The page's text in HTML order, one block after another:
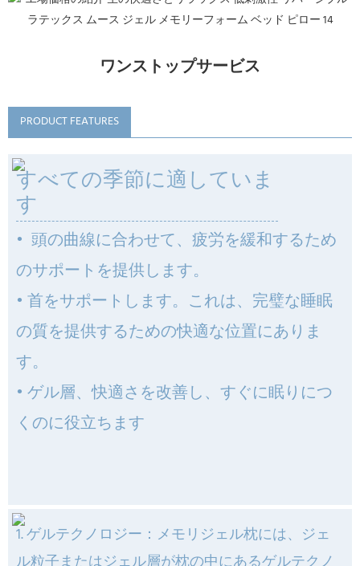
ワンストップサービス
PRODUCT FEATURES
すべての季節に適していま
す
• 頭の曲線に合わせて、疲労を緩和するため
のサポートを提供します。
• 首をサポートします。これは、完璧な睡眠
の質を提供するための快適な位置にありま
す。
• ゲル層、快適さを改善し、すぐに眠りにつ
くのに役立ちます
1. ゲルテクノロジー：メモリジェル枕には、ジェ